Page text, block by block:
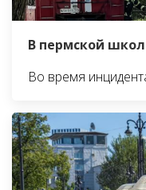
В пермской
Во время